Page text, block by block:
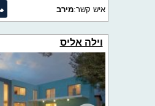
איש קשר:מירב
וילה אליס